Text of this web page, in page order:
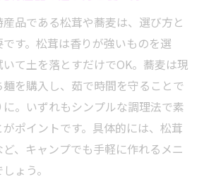
品である松茸や蕎麦は、選び方と
す。松茸は香りが強いものを選
て土を落とすだけでOK。蕎麦は現
を購入し、茹で時間を守ることで
。いずれもシンプルな調理法で素
ポイントです。具体的には、松茸
、キャンプでも手軽に作れるメニ
ょう。